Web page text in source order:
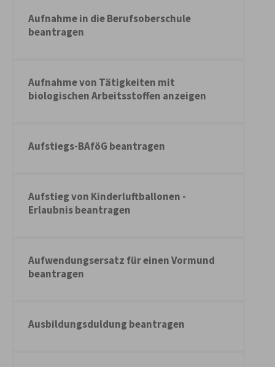
Aufnahme in die Berufsoberschule
beantragen
Aufnahme von Tätigkeiten mit
biologischen Arbeitsstoffen anzeigen
Aufstiegs-BAföG beantragen
Aufstieg von Kinderluftballonen -
Erlaubnis beantragen
Aufwendungsersatz für einen Vormund
beantragen
Ausbildungsduldung beantragen